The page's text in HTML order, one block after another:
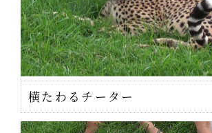
横たわるチーター